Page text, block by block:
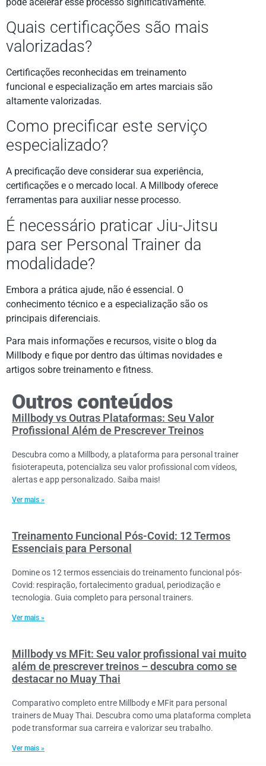
Quais certificações são mais
valorizadas?
Certificações reconhecidas em treinamento
funcional e especialização em artes marciais são
altamente valorizadas.
Como precificar este serviço
especializado?
A precificação deve considerar sua experiência,
certificações e o mercado local. A Millbody oferece
ferramentas para auxiliar nesse processo.
É necessário praticar Jiu-Jitsu
para ser Personal Trainer da
modalidade?
Embora a prática ajude, não é essencial. O
conhecimento técnico e a especialização são os
principais diferenciais.
Para mais informações e recursos, visite o blog da
Millbody e fique por dentro das últimas novidades e
artigos sobre treinamento e fitness.
Outros conteúdos
Millbody vs Outras Plataformas: Seu Valor
Profissional Além de Prescrever Treinos
Descubra como a Millbody, a plataforma para personal trainer
fisioterapeuta, potencializa seu valor profissional com vídeos,
alertas e app personalizado. Saiba mais!
Ver mais »
Treinamento Funcional Pós-Covid: 12 Termos
Essenciais para Personal
Domine os 12 termos essenciais do treinamento funcional pós-
Covid: respiração, fortalecimento gradual, periodização e
tecnologia. Guia completo para personal trainers.
Ver mais »
Millbody vs MFit: Seu valor profissional vai muito
além de prescrever treinos – descubra como se
destacar no Muay Thai
Comparativo completo entre Millbody e MFit para personal
trainers de Muay Thai. Descubra como uma plataforma completa
pode transformar sua carreira e valorizar seu trabalho.
Ver mais »